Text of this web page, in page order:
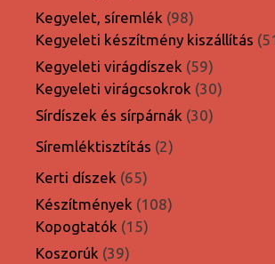
termék
Kegyelet, síremlék 9898
termék
Kegyeleti készítmény kiszállítás
Kegyeleti virágdíszek 5959
termék
Kegyeleti virágcsokrok 3030
Sírdíszek és sírpárnák 3030
Síremléktisztítás 22
Kerti díszek 6565
termék
Készítmények 108108
Kopogtatók 1515
Koszorúk 3939